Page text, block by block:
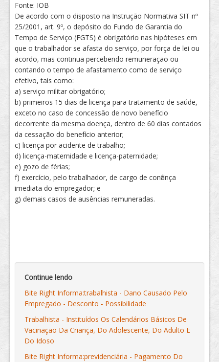
Fonte: IOB
De acordo com o disposto na Instrução Normativa SIT nº
25/2001, art. 9º, o depósito do Fundo de Garantia do
Tempo de Serviço (FGTS) é obrigatório nas hipóteses em
que o trabalhador se afasta do serviço, por força de lei ou
acordo, mas continua percebendo remuneração ou
contando o tempo de afastamento como de serviço
efetivo, tais como:
a) serviço militar obrigatório;
b) primeiros 15 dias de licença para tratamento de saúde,
exceto no caso de concessão de novo benefício
decorrente da mesma doença, dentro de 60 dias contados
da cessação do benefício anterior;
c) licença por acidente de trabalho;
d) licença-maternidade e licença-paternidade;
e) gozo de férias;
f) exercício, pelo trabalhador, de cargo de confiança
imediata do empregador; e
g) demais casos de ausências remuneradas.
Continue lendo
Bite Right Informa:trabalhista - Dano Causado Pelo
Empregado - Desconto - Possibilidade
Trabalhista - Instituídos Os Calendários Básicos De
Vacinação Da Criança, Do Adolescente, Do Adulto E
Do Idoso
Bite Right Informa:previdenciária - Pagamento Do